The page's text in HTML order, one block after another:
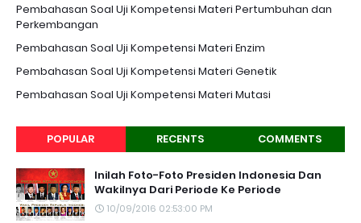
Pembahasan Soal Uji Kompetensi Materi Pertumbuhan dan
Perkembangan
Pembahasan Soal Uji Kompetensi Materi Enzim
Pembahasan Soal Uji Kompetensi Materi Genetik
Pembahasan Soal Uji Kompetensi Materi Mutasi
POPULAR RECENTS COMMENTS
Inilah Foto-Foto Presiden Indonesia Dan
Wakilnya Dari Periode Ke Periode
10/09/2016 02:53:00 PM